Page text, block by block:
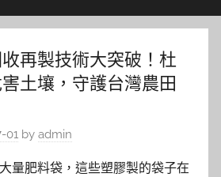
再製技術大突破！杜
土壤，守護台灣農田
01 by admin
量肥料袋，這些塑膠製的袋子在